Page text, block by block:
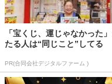
「宝くじ、運じゃなかった
たる人は“同じこと”してる
PR(合同会社デジタルファーム )